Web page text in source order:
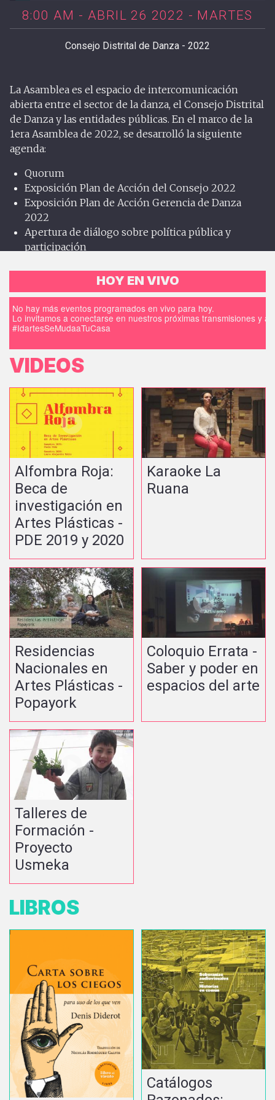
8:00 AM - ABRIL 26 2022 - MARTES
Consejo Distrital de Danza - 2022
La Asamblea es el espacio de intercomunicación
abierta entre el sector de la danza, el Consejo Distrital
de Danza y las entidades públicas. En el marco de la
1era Asamblea de 2022, se desarrolló la siguiente
agenda:
Quorum
Exposición Plan de Acción del Consejo 2022
Exposición Plan de Acción Gerencia de Danza
2022
Apertura de diálogo sobre política pública y
participación
HOY EN VIVO
No hay más eventos programados en vivo para hoy.
Lo invitamos a conectarse en nuestros próximas transmisiones y
#IdartesSeMudaaTuCasa
VIDEOS
Alfombra Roja:
Beca de
investigación en
Artes Plásticas -
PDE 2019 y 2020
Karaoke La
Ruana
Residencias
Nacionales en
Artes Plásticas -
Popayork
Coloquio Errata -
Saber y poder en
espacios del arte
Talleres de
Formación -
Proyecto
Usmeka
LIBROS
Catálogos